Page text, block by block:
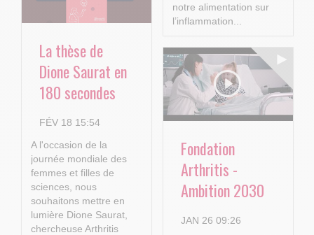
notre alimentation sur
l’inflammation...
La thèse de
Dione Saurat en
180 secondes
FÉV 18 15:54
A l'occasion de la
journée mondiale des
femmes et filles de
sciences, nous
souhaitons mettre en
lumière Dione Saurat,
chercheuse Arthritis
Fondation
Arthritis -
Ambition 2030
JAN 26 09:26